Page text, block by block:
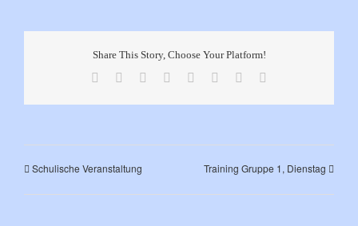
Share This Story, Choose Your Platform!
Facebook Reddit LinkedIn
TumblrPinterest
Schulische Veranstaltung Training Gruppe 1, Dienstag